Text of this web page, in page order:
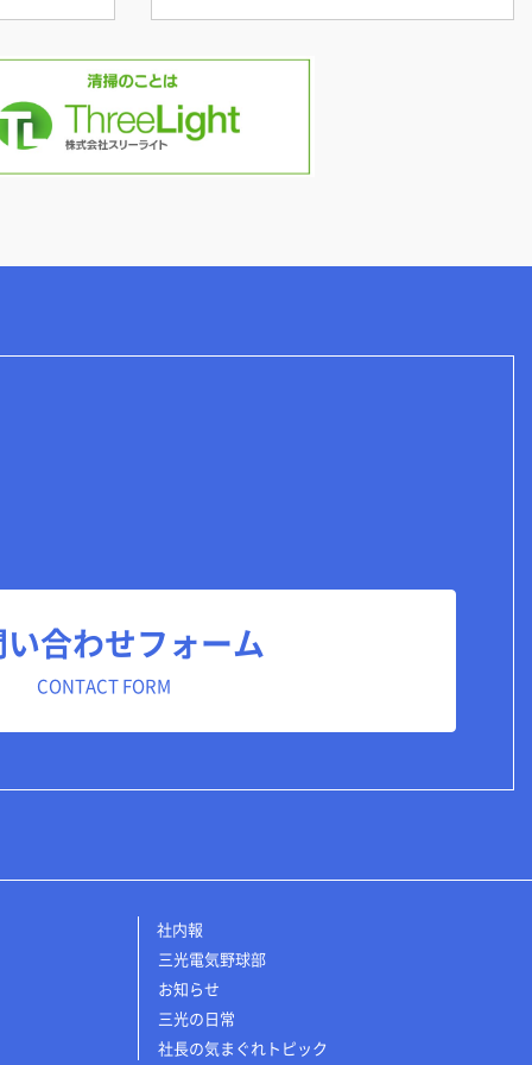
い合わせフォーム
CONTACT FORM
社内報
三光電気野球部
お知らせ
三光の日常
社長の気まぐれトピック